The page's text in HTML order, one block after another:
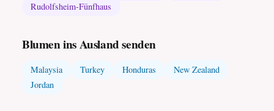
Rudolfsheim-Fünfhaus
Blumen ins Ausland senden
Malaysia Turkey Honduras
New Zealand
Jordan